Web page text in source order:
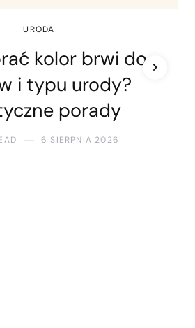
URODA
kolor brwi do
i typu urody?
porady
6 SIERPNIA 2026